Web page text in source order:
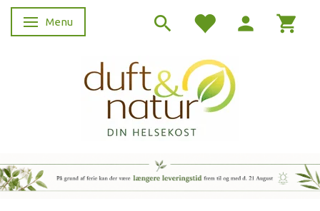
Skifte navigation
Menu